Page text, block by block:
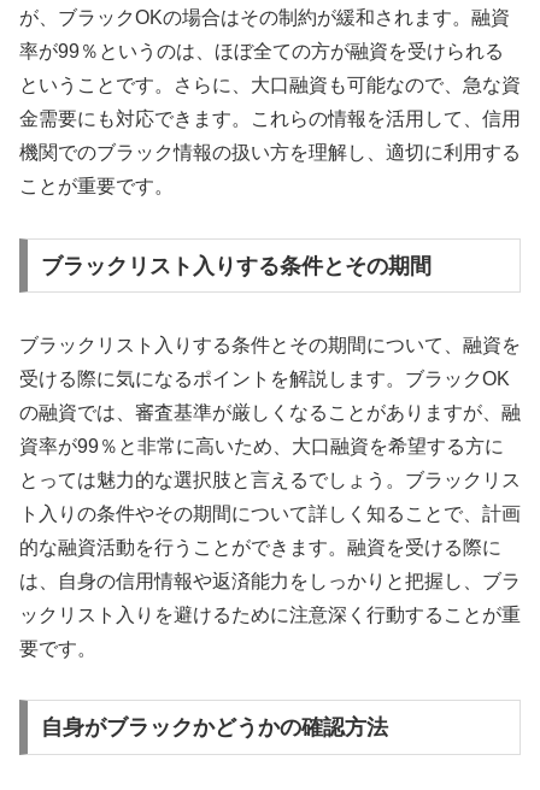
が、ブラックOKの場合はその制約が緩和されます。融資
率が99％というのは、ほぼ全ての方が融資を受けられる
ということです。さらに、大口融資も可能なので、急な資
金需要にも対応できます。これらの情報を活用して、信用
機関でのブラック情報の扱い方を理解し、適切に利用する
ことが重要です。
ブラックリスト入りする条件とその期間
ブラックリスト入りする条件とその期間について、融資を
受ける際に気になるポイントを解説します。ブラックOK
の融資では、審査基準が厳しくなることがありますが、融
資率が99％と非常に高いため、大口融資を希望する方に
とっては魅力的な選択肢と言えるでしょう。ブラックリス
ト入りの条件やその期間について詳しく知ることで、計画
的な融資活動を行うことができます。融資を受ける際に
は、自身の信用情報や返済能力をしっかりと把握し、ブラ
ックリスト入りを避けるために注意深く行動することが重
要です。
自身がブラックかどうかの確認方法